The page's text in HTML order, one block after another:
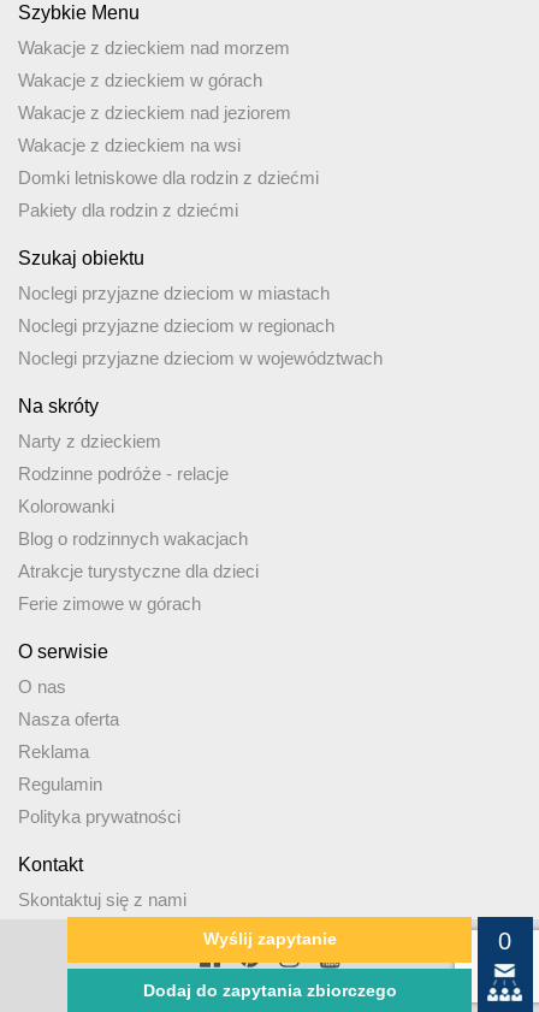
Dodaj do zapytania zbiorczego
Wyślij zapytanie
Szybkie Menu
Wakacje z dzieckiem nad morzem
Wakacje z dzieckiem w górach
Wakacje z dzieckiem nad jeziorem
Wakacje z dzieckiem na wsi
Domki letniskowe dla rodzin z dziećmi
Pakiety dla rodzin z dziećmi
Szukaj obiektu
Noclegi przyjazne dzieciom w miastach
Noclegi przyjazne dzieciom w regionach
Noclegi przyjazne dzieciom w województwach
Na skróty
Narty z dzieckiem
Rodzinne podróże - relacje
Kolorowanki
Blog o rodzinnych wakacjach
Atrakcje turystyczne dla dzieci
Ferie zimowe w górach
O serwisie
O nas
Nasza oferta
Reklama
Regulamin
Polityka prywatności
Kontakt
Skontaktuj się z nami
wakacjezdzieckiem.pl. All rights reserved
0